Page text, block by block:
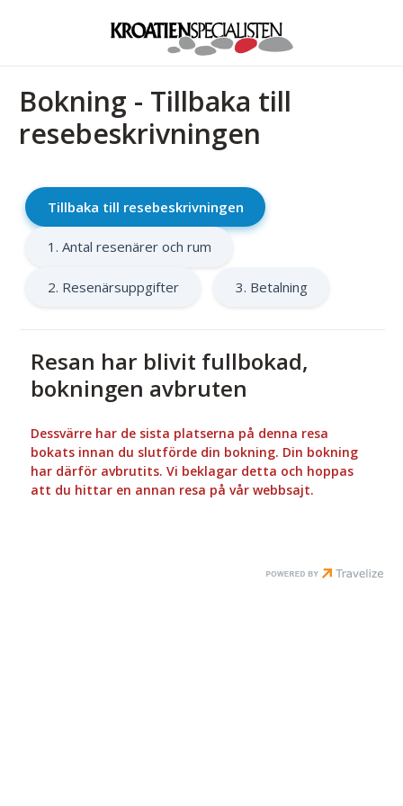
Bokning - Tillbaka till
resebeskrivningen
Tillbaka till resebeskrivningen
1. Antal resenärer och rum
2. Resenärsuppgifter 3. Betalning
Resan har blivit fullbokad,
bokningen avbruten
Dessvärre har de sista platserna på denna resa
bokats innan du slutförde din bokning. Din bokning
har därför avbrutits. Vi beklagar detta och hoppas
att du hittar en annan resa på vår webbsajt.